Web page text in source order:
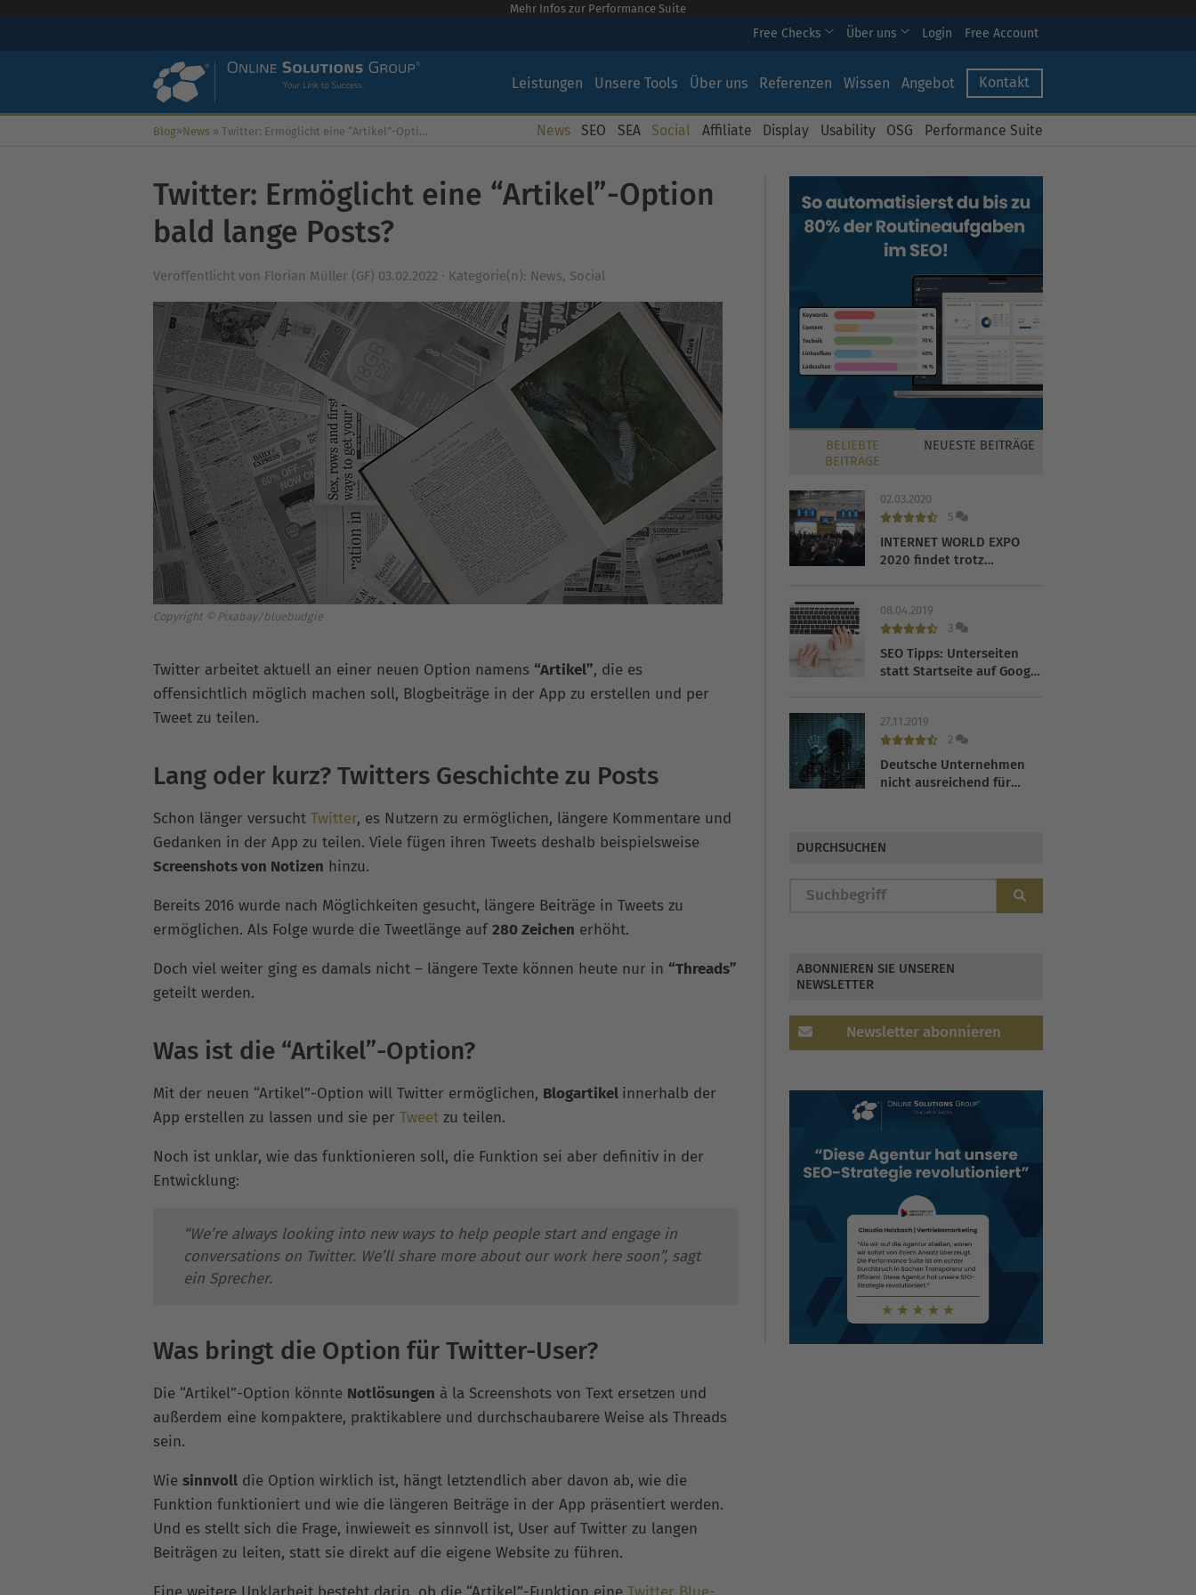
Mehr Infos zur Performance Suite
Free Checks Über uns Login Free Account
Leistungen Unsere Tools Über uns Referenzen Wissen Angebot Kontakt
Blog»News » Twitter: Ermöglicht eine “Artikel”-Option bald lange Posts? News SEO SEA Social Affiliate Display Usability OSG Performance Suite
Twitter: Ermöglicht eine “Artikel”-Option
bald lange Posts?
Veröffentlicht von Florian Müller (GF) 03.02.2022 · Kategorie(n): News, Social
Copyright © Pixabay/bluebudgie
Twitter arbeitet aktuell an einer neuen Option namens “Artikel”, die es
offensichtlich möglich machen soll, Blogbeiträge in der App zu erstellen und per
Tweet zu teilen.
Lang oder kurz? Twitters Geschichte zu Posts
Schon länger versucht Twitter, es Nutzern zu ermöglichen, längere Kommentare und
Gedanken in der App zu teilen. Viele fügen ihren Tweets deshalb beispielsweise
Screenshots von Notizen hinzu.
Bereits 2016 wurde nach Möglichkeiten gesucht, längere Beiträge in Tweets zu
ermöglichen. Als Folge wurde die Tweetlänge auf280 Zeichen erhöht.
Doch viel weiter ging es damals nicht – längere Texte können heute nur in “Threads”
geteilt werden.
Was ist die “Artikel”-Option?
Mit der neuen “Artikel”-Option will Twitter ermöglichen, Blogartikel innerhalb der
App erstellen zu lassen und sie per Tweet zu teilen.
Noch ist unklar, wie das funktionieren soll, die Funktion sei aber definitiv in der
Entwicklung:
“We’re always looking into new ways to help people start and engage in
conversations on Twitter. We’ll share more about our work here soon”, sagt
ein Sprecher.
Was bringt die Option für Twitter-User?
Die “Artikel”-Option könnte Notlösungen à la Screenshots von Text ersetzen und
außerdem eine kompaktere, praktikablere und durchschaubarere Weise als Threads
sein.
Wie sinnvoll die Option wirklich ist, hängt letztendlich aber davon ab, wie die
Funktion funktioniert und wie die längeren Beiträge in der App präsentiert werden.
Und es stellt sich die Frage, inwieweit es sinnvoll ist, User auf Twitter zu langen
Beiträgen zu leiten, statt sie direkt auf die eigene Website zu führen.
BELIEBTE
BEITRÄGE
NEUESTE BEITRÄGE
02.03.2020
5
INTERNET WORLD EXPO
2020 findet trotz
08.04.2019
3
SEO Tipps: Unterseiten
statt Startseite auf Google
27.11.2019
2
Deutsche Unternehmen
nicht ausreichend für
DURCHSUCHEN
ABONNIEREN SIE UNSEREN
NEWSLETTER
Newsletter abonnieren